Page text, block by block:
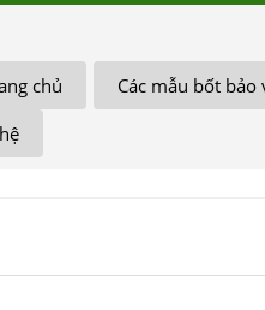
chủ Các mẫu bốt bảo